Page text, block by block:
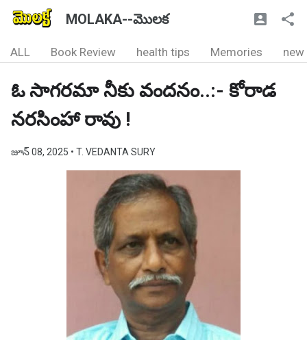
MOLAKA--మొలక
ALL Book Review health tips Memories new
ఓ సాగరమా నీకు వందనం..:- కోరాడ
నరసింహా రావు !
జూన్ 08, 2025 • T. VEDANTA SURY